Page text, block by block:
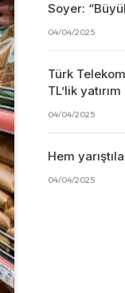
Soyer:
04/04/2025
Türk
TL’lik
04/04/2025
Hem
04/04/2025